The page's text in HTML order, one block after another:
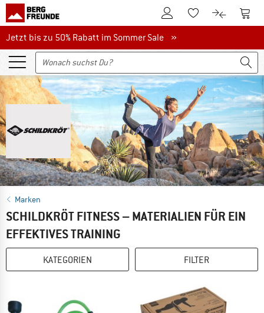
Zum KundenkontoZum Merkzettel.
Zum Zum
Jetzt bis zu 50% Rabatt im Sommer Sale
Jetzt bis zu 50% Rabatt im Sommer Sale »
Marken
SCHILDKRÖT FITNESS – MATERIALIEN FÜR EIN
EFFEKTIVES TRAINING
KATEGORIEN FILTER